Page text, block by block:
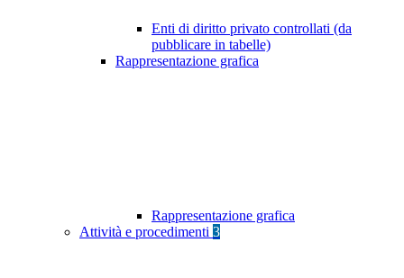
Enti di diritto privato controllati (da
pubblicare in tabelle)
Rappresentazione grafica
Rappresentazione grafica
Attività e procedimenti 3